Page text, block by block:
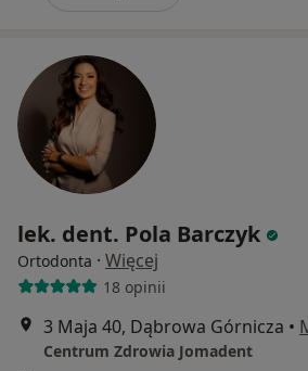
lek. dent. Pola Barczyk
Ortodonta · Więcej
18 opinii
3 Maja 40, Dąbrowa Górnicza •
Centrum Zdrowia Jomadent